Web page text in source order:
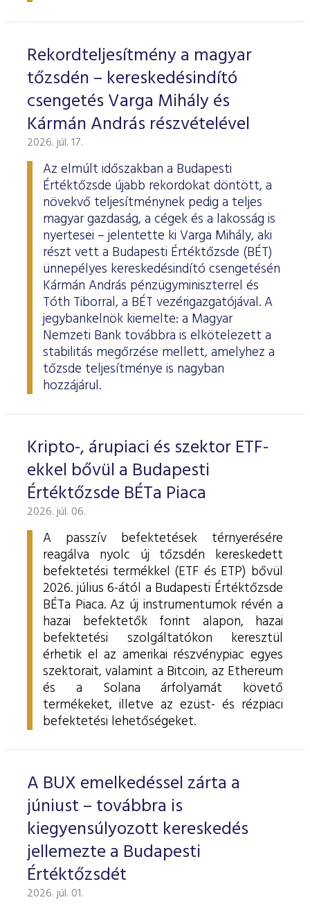
Rekordteljesítmény a magyar
tőzsdén – kereskedésindító
csengetés Varga Mihály és
Kármán András részvételével
2026. júl. 17.
Az elmúlt időszakban a Budapesti
Értéktőzsde újabb rekordokat döntött, a
növekvő teljesítménynek pedig a teljes
magyar gazdaság, a cégek és a lakosság is
nyertesei – jelentette ki Varga Mihály, aki
részt vett a Budapesti Értéktőzsde (BÉT)
ünnepélyes kereskedésindító csengetésén
Kármán András pénzügyminiszterrel és
Tóth Tiborral, a BÉT vezérigazgatójával. A
jegybankelnök kiemelte: a Magyar
Nemzeti Bank továbbra is elkötelezett a
stabilitás megőrzése mellett, amelyhez a
tőzsde teljesítménye is nagyban
hozzájárul.
Kripto-, árupiaci és szektor ETF-
ekkel bővül a Budapesti
Értéktőzsde BÉTa Piaca
2026. júl. 06.
A passzív befektetések térnyerésére
reagálva nyolc új tőzsdén kereskedett
befektetési termékkel (ETF és ETP) bővül
2026. július 6-ától a Budapesti Értéktőzsde
BÉTa Piaca. Az új instrumentumok révén a
hazai befektetők forint alapon, hazai
befektetési szolgáltatókon keresztül
érhetik el az amerikai részvénypiac egyes
szektorait, valamint a Bitcoin, az Ethereum
és a Solana árfolyamát követő
termékeket, illetve az ezüst- és rézpiaci
befektetési lehetőségeket.
A BUX emelkedéssel zárta a
júniust – továbbra is
kiegyensúlyozott kereskedés
jellemezte a Budapesti
Értéktőzsdét
2026. júl. 01.